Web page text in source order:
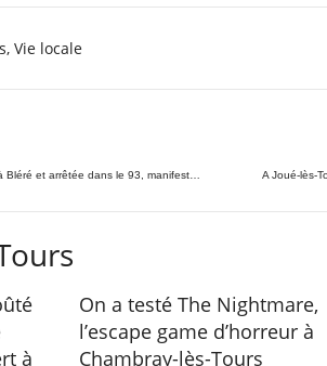
, Vie locale
A Joué-lès-
à
On a testé The Nightmare,
l’escape game d’horreur à
Chambray-lès-Tours